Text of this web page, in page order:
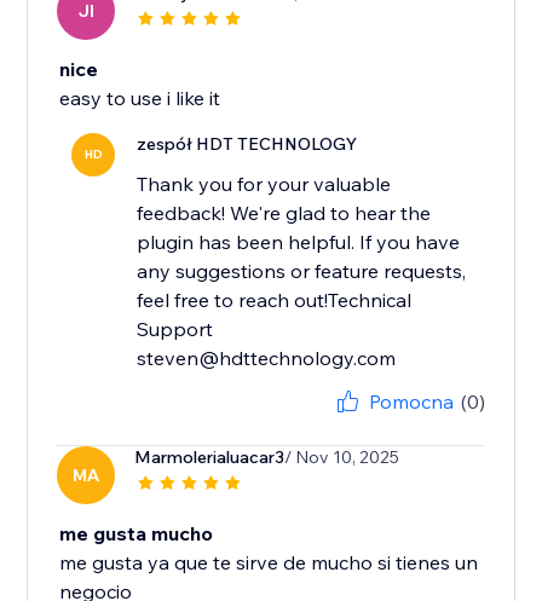
JI
nice
easy to use i like it
HD zespół HDT TECHNOLOGY
Thank you for your valuable
feedback! We're glad to hear the
plugin has been helpful. If you have
any suggestions or feature requests,
feel free to reach out!Technical
Support
steven@hdttechnology.com
Pomocna (0)
MA
Marmolerialuacar3/ Nov 10, 2025
me gusta mucho
me gusta ya que te sirve de mucho si tienes un
negocio